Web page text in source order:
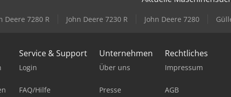
Deere 7280 R John Deere 7230 R John Deere 7280
Service & Support
Login
FAQ/Hilfe
Unternehmen
Über uns
Presse
Rechtliches
Impressum
AGB